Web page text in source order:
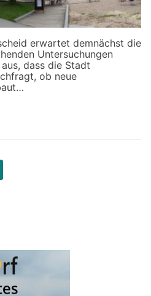
erwartet demnächst die
Untersuchungen
dass die Stadt
ob neue